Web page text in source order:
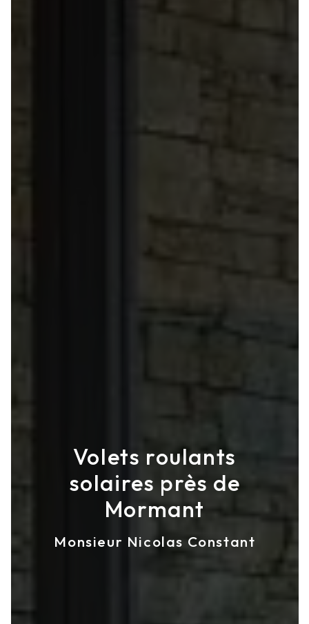
Volets roulants
solaires près de
Mormant
Monsieur Nicolas Constant